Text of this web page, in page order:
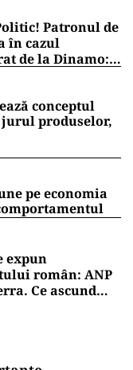
Patronul de
în cazul
de la Dinamo:
conceptul
jurul produselor,
pe economia
expun
român: ANP
Ce ascund